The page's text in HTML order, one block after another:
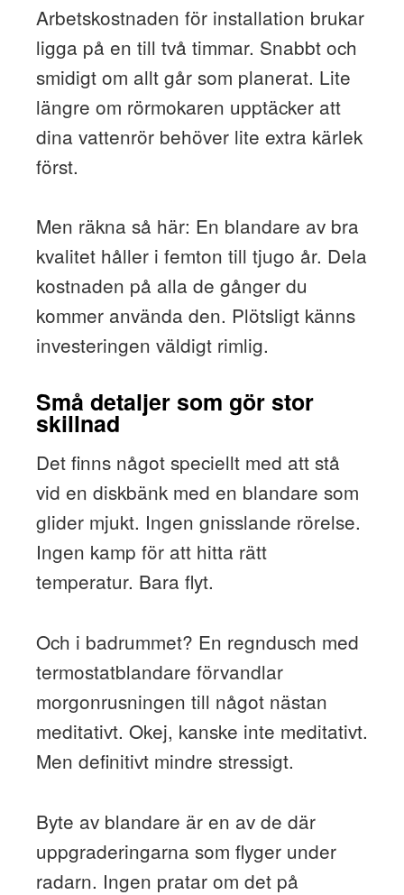
Arbetskostnaden för installation brukar
ligga på en till två timmar. Snabbt och
smidigt om allt går som planerat. Lite
längre om rörmokaren upptäcker att
dina vattenrör behöver lite extra kärlek
först.
Men räkna så här: En blandare av bra
kvalitet håller i femton till tjugo år. Dela
kostnaden på alla de gånger du
kommer använda den. Plötsligt känns
investeringen väldigt rimlig.
Små detaljer som gör stor
skillnad
Det finns något speciellt med att stå
vid en diskbänk med en blandare som
glider mjukt. Ingen gnisslande rörelse.
Ingen kamp för att hitta rätt
temperatur. Bara flyt.
Och i badrummet? En regndusch med
termostatblandare förvandlar
morgonrusningen till något nästan
meditativt. Okej, kanske inte meditativt.
Men definitivt mindre stressigt.
Byte av blandare är en av de där
uppgraderingarna som flyger under
radarn. Ingen pratar om det på